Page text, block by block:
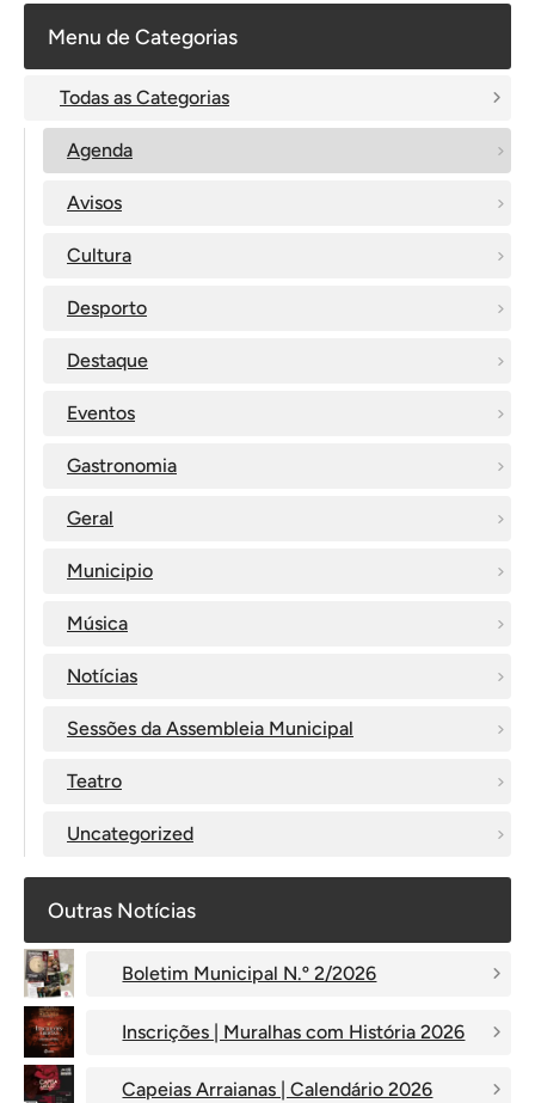
Menu de Categorias
Todas as Categorias
Agenda
Avisos
Cultura
Desporto
Destaque
Eventos
Gastronomia
Geral
Municipio
Música
Notícias
Sessões da Assembleia Municipal
Teatro
Uncategorized
Outras Notícias
Boletim Municipal N.º 2/2026
Inscrições | Muralhas com História 2026
Capeias Arraianas | Calendário 2026